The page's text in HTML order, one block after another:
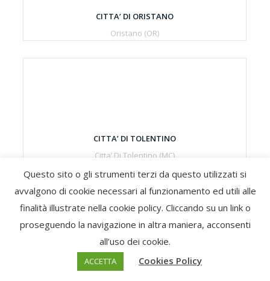
CITTA’ DI ORISTANO
Oristano (OR)
CITTA’ DI TOLENTINO
Citta’ Di Tolentino (MC)
CITTA’ DI VILLA S. GIOVANNI
Questo sito o gli strumenti terzi da questo utilizzati si
avvalgono di cookie necessari al funzionamento ed utili alle
finalità illustrate nella cookie policy. Cliccando su un link o
proseguendo la navigazione in altra maniera, acconsenti
all’uso dei cookie.
ACCETTA Cookies Policy